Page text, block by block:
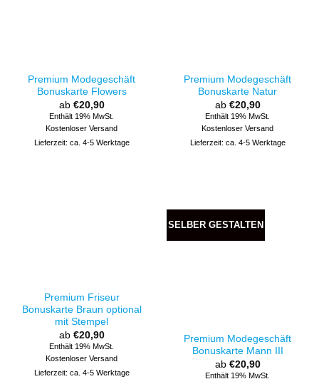
Premium Modegeschäft
Bonuskarte Flowers
ab €20,90
Enthält 19% MwSt.
Kostenloser Versand
Lieferzeit: ca. 4-5 Werktage
Premium Modegeschäft
Bonuskarte Natur
ab €20,90
Enthält 19% MwSt.
Kostenloser Versand
Lieferzeit: ca. 4-5 Werktage
Premium Friseur
Bonuskarte Braun optional
mit Stempel
ab €20,90
Enthält 19% MwSt.
Kostenloser Versand
Lieferzeit: ca. 4-5 Werktage
SELBER GESTALTEN
Premium Modegeschäft
Bonuskarte Mann III
ab €20,90
Enthält 19% MwSt.